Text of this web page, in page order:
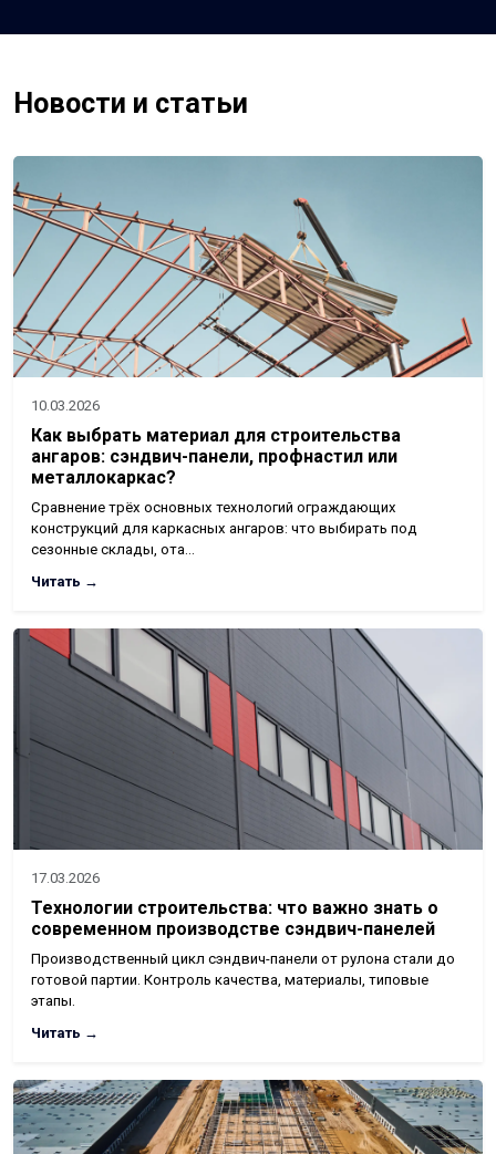
Новости и статьи
10.03.2026
Как выбрать материал для строительства
ангаров: сэндвич-панели, профнастил или
металлокаркас?
Сравнение трёх основных технологий ограждающих
конструкций для каркасных ангаров: что выбирать под
сезонные склады, ота…
Читать →
17.03.2026
Технологии строительства: что важно знать о
современном производстве сэндвич-панелей
Производственный цикл сэндвич-панели от рулона стали до
готовой партии. Контроль качества, материалы, типовые
этапы.
Читать →